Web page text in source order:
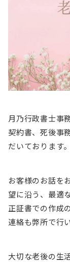
月乃行政書士事
契約書、死後事
だいております。
お客様のお話を
望に沿う、最適
正証書での作成
連絡も弊所で行
大切な老後の生